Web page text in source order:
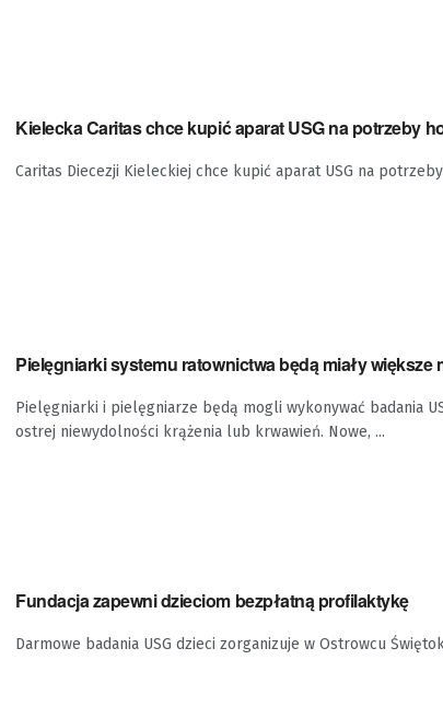
Kielecka Caritas chce kupić aparat USG na potrzeby
Caritas Diecezji Kieleckiej chce kupić aparat USG na
Pielęgniarki systemu ratownictwa będą miały większe
Pielęgniarki i pielęgniarze będą mogli wykonywać badania
ostrej niewydolności krążenia lub krwawień. Nowe, ...
Fundacja zapewni dzieciom bezpłatną profilaktykę
Darmowe badania USG dzieci zorganizuje w Ostrowcu